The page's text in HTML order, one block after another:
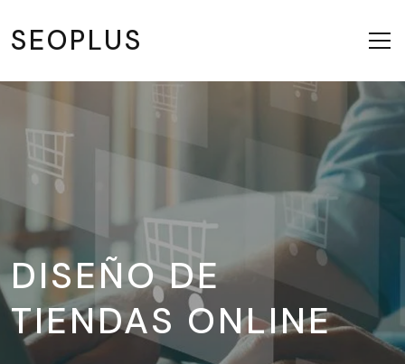
SEOPLUS
DISEÑO DE
TIENDAS ONLINE